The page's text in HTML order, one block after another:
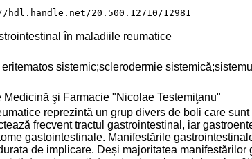
20.500.12710/12981
în maladiile reumatice
sistemic;sclerodermie
Medicină şi Farmacie "Nicolae Testemiţanu"
reprezintă un grup divers de boli care
frecvent tractul gastrointestinal, iar
gastointestinale. Manifestările
de implicare. Deși majoritatea